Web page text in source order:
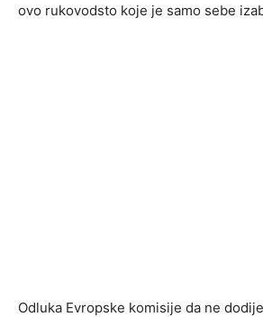
ovo rukovodsto koje je samo sebe
Odluka Evropske komisije da ne